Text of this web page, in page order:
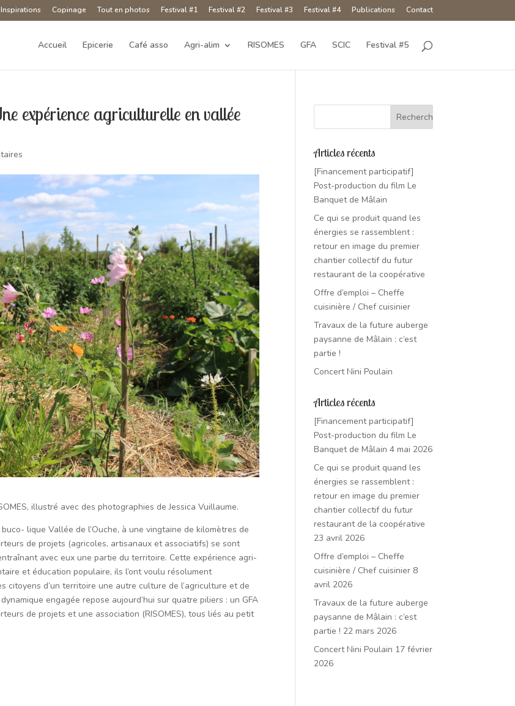
Inspirations Copinage Tout en photos Festival #1 Festival #2 Festival #3 Festival #4 Publications Contact
Accueil Epicerie Café asso Agri-alim RISOMES GFA SCIC Festival #5
expérience agriculturelle en vallée
illustré avec des photographies de Jessica Vuillaume.
lique Vallée de l’Ouche, à une vingtaine de kilomètres de
de projets (agricoles, artisanaux et associatifs) se sont
avec eux une partie du territoire. Cette expérience agri-
et éducation populaire, ils l’ont voulu résolument
citoyens d’un territoire une autre culture de l’agriculture et de
engagée repose aujourd’hui sur quatre piliers : un GFA
de projets et une association (RISOMES), tous liés au petit
Articles récents
[Financement participatif]
Post-production du film Le
Banquet de Mâlain
Ce qui se produit quand les
énergies se rassemblent :
retour en image du premier
chantier collectif du futur
restaurant de la coopérative
Offre d’emploi – Cheffe
cuisinière / Chef cuisinier
Travaux de la future auberge
paysanne de Mâlain : c’est
partie !
Concert Nini Poulain
Articles récents
[Financement participatif]
Post-production du film Le
Banquet de Mâlain 4 mai 2026
Ce qui se produit quand les
énergies se rassemblent :
retour en image du premier
chantier collectif du futur
restaurant de la coopérative
23 avril 2026
Offre d’emploi – Cheffe
cuisinière / Chef cuisinier 8
avril 2026
Travaux de la future auberge
paysanne de Mâlain : c’est
partie ! 22 mars 2026
Concert Nini Poulain 17 février
2026